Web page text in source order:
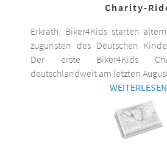
Charity-
Erkrath. Biker4Kids starten
zugunsten des Deutschen
Der erste Biker4Kids
deutschlandweit am letzten
WEITERLESEN